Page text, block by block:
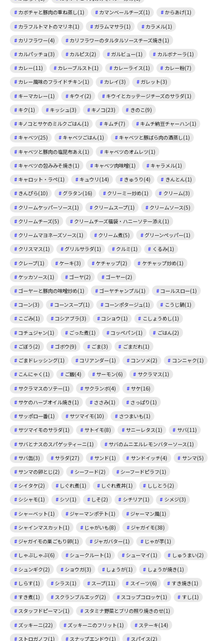
カボチャと豚肉の重ね蒸し(1)
カマンベールチーズ(1)
からあげ(1)
カラフルトマトのマリネ(1)
ガラムマサラ(1)
カラメル(1)
カリフラワー(4)
カリフラワーのタルタルソースチーズ焼き(1)
カルパッチョ(3)
カルピス(2) ガルビュー(1)
カルボナーラ(1)
カレー(11)
カレーブルスト(1) カレーライス(1)
カレー粉(7)
カレー風味のフライドチキン(1)
カレイ(3)
ガレット(3)
キーマカレー(1)
キウイ(2)
キウイとカッテージチーズのサラダ(1)
キク(1)
キッシュ(3) キノコ(23)
きのこ(9)
キノコとサケのミルクごはん(1)
キムチ(7)
キムチ納豆チャーハン(1)
キャベツ(25)
キャベツごはん(1)
キャベツと豚ばら肉の酒蒸し(1)
キャベツと豚肉の塩昆布あえ(1)
キャベツのオムレツ(1)
キャベツの包みみそ焼き(1)
キャベツ肉味噌(1)
キャラメル(1)
キャロット・ラペ(1)
キュウリ(14) きゅうり(4)
きんとん(1)
きんぴら(10)
グラタン(16) クリーミー炒め(1)
クリーム(3)
クリームケッパーソース(1)
クリームスープ(1)
クリームソース(5)
クリームチーズ(5)
クリームチーズ福袋・ハニーソテー添え(1)
クリームマヨネーズソース(1)
クリーム煮(5)
グリーンペッパー(1)
クリスマス(1)
グリルサラダ(1) クルミ(1)
くるみ(1)
クレープ(1)
ケーキ(3) ケチャップ(2)
ケチャップ炒め(1)
ケッカソース(1)
ゴーヤ(2)
ゴーヤー(2)
ゴーヤーと豚肉の味噌炒め(1)
ゴーヤチャンプル(1)
コールスロー(1)
コーン(3)
コーンスープ(1) コーンポタージュ(1)
こうじ鍋(1)
こごみ(1)
コシアブラ(3) コショウ(1)
こしょうめし(1)
コチュジャン(1)
ごった煮(1) コッペパン(1)
ごはん(2)
ごぼう(2)
ゴボウ(9) ごま(3)
ごまだれ(1)
ごまドレッシング(1)
コリアンダー(1) コンソメ(2)
コンニャク(1)
こんにゃく(1)
ご飯(4) サーモン(6)
サクラマス(1)
サクラマスのソテー(1)
サクランボ(4)
サケ(16)
サケのハーブオイル焼き(1)
ささみ(1)
さっぱり(1)
サッポロ一番(1)
サツマイモ(10)
さつまいも(1)
サツマイモのサラダ(1)
サトイモ(8) サニーレタス(1)
サバ(11)
サバとナスのスパゲッティーニ(1)
サバのムニエルレモンバターソース(1)
サバ缶(3)
サラダ(27) サンド(1) サンドイッチ(4)
サンマ(5)
サンマの卵とじ(2)
シーフード(2)
シーフードピラフ(1)
シイタケ(2)
しぐれ煮(1) しぐれ煮丼(1)
ししとう(2)
シシャモ(1)
シソ(1) しそ(2) シチリア(1)
シメジ(3)
シャーベット(1)
ジャーマンポテト(1)
ジャーマン風(1)
シャインマスカット(1)
じゃがいも(8)
ジャガイモ(38)
ジャガイモの巣ごもり卵(1)
ジャガバター(1)
じゃが芋(1)
しゃぶしゃぶ(6)
シュークルート(1) シューマイ(1)
しゅうまい(2)
シュンギク(2)
ショウガ(3) しょうが(1)
しょうが焼き(1)
しらす(1)
シラス(1) スープ(11) スイーツ(6)
すき焼き(1)
すき煮(1)
スクランブルエッグ(2) スコップコロッケ(1)
すし(1)
スタッフドピーマン(1)
スタミナ野菜とブリの照り焼きのせ(1)
ズッキーニ(22)
ズッキーニのフリット(1)
ステーキ(14)
ストロガノフ(1)
スナップエンドウ(1) スパイス(2)